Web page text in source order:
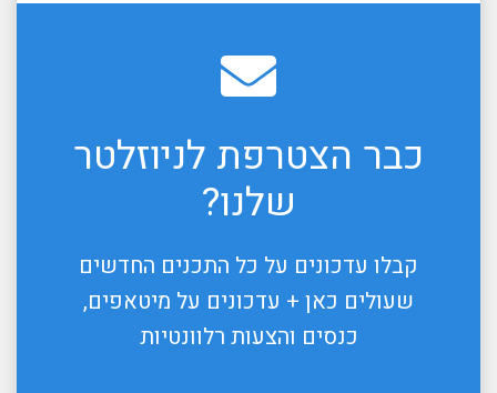
כבר הצטרפת לניוזלטר
שלנו?
קבלו עדכונים על כל התכנים החדשים
שעולים כאן + עדכונים על מיטאפים,
כנסים והצעות רלוונטיות